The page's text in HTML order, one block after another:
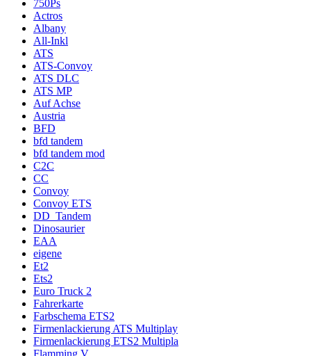
750Ps
Actros
Albany
All-Inkl
ATS
ATS-Convoy
ATS DLC
ATS MP
Auf Achse
Austria
BFD
bfd tandem
bfd tandem mod
C2C
CC
Convoy
Convoy ETS
DD_Tandem
Dinosaurier
EAA
eigene
Et2
Ets2
Euro Truck 2
Fahrerkarte
Farbschema ETS2
Firmenlackierung ATS Multiplay
Firmenlackierung ETS2 Multipla